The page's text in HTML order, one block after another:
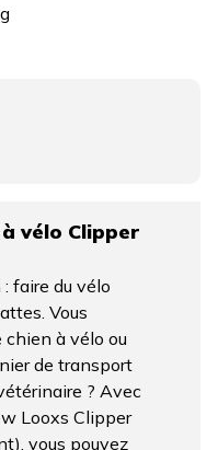
vélo Clipper
faire du vélo
Vous
à vélo ou
de transport
? Avec
Looxs Clipper
vous pouvez